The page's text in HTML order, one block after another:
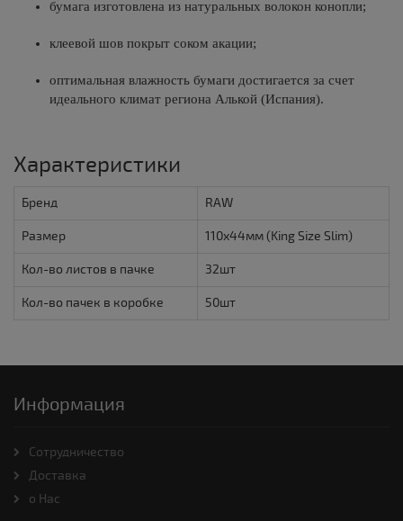
бумага изготовлена ​​из натуральных волокон конопли;
клеевой шов покрыт соком акации;
оптимальная влажность бумаги достигается за счет
идеального климат региона Алькой (Испания).
Характеристики
Бренд RAW
Размер 110х44мм (King Size Slim)
Кол-во листов в пачке 32шт
Кол-во пачек в коробке 50шт
Информация
Cотрудничество
Доставка
о Нас